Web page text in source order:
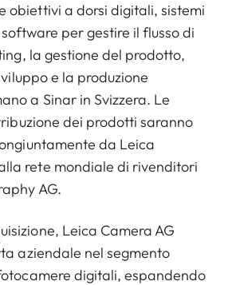
obiettivi a dorsi digitali, sistemi
per gestire il flusso di
la gestione del prodotto,
e la produzione
a Sinar in Svizzera. Le
dei prodotti saranno
da Leica
rete mondiale di rivenditori
AG.
Leica Camera AG
aziendale nel segmento
digitali, espandendo